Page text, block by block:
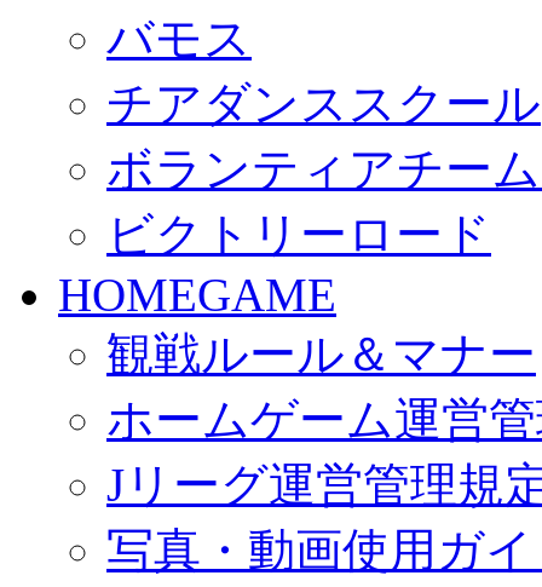
バモス
チアダンススクール
ボランティアチー
ビクトリーロード
HOMEGAME
観戦ルール＆マナー
ホームゲーム運営
Jリーグ運営管理規
写真・動画使用ガ